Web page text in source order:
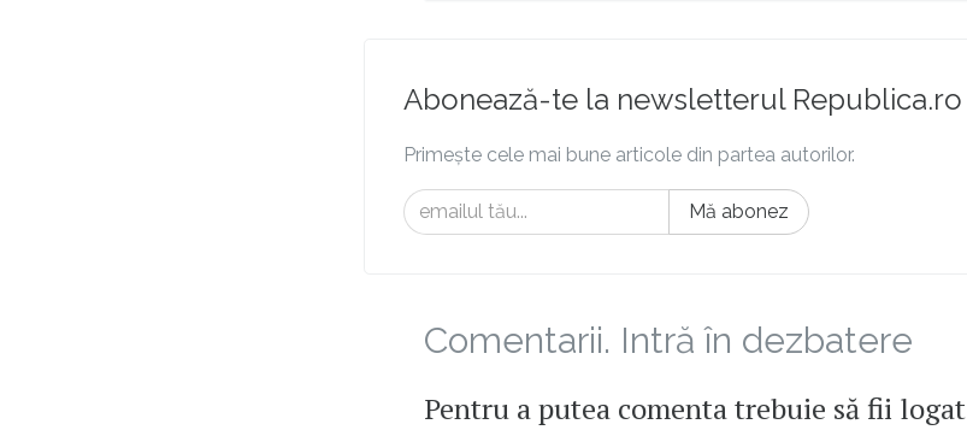
Abonează-te la newsletterul Republica.ro
Primește cele mai bune articole din partea autorilor.
Mă abonez
Comentarii. Intră în dezbatere
Pentru a putea comenta trebuie să fii logat